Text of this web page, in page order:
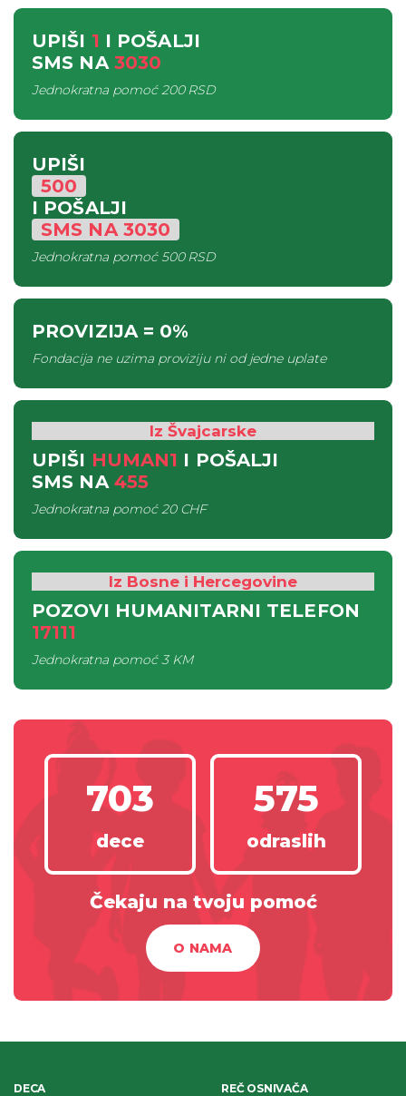
UPIŠI 1 I POŠALJI
SMS NA 3030
Jednokratna pomoć200 RSD
UPIŠI
500
I POŠALJI
SMS NA3030
Jednokratna pomoć500 RSD
PROVIZIJA= 0%
Fondacija ne uzima proviziju ni od jedne uplate
Iz Švajcarske
UPIŠI HUMAN1 I POŠALJI
SMS NA 455
Jednokratna pomoć20 CHF
Iz Bosne i Hercegovine
POZOVI HUMANITARNI TELEFON
17111
Jednokratna pomoć3 KM
703
dece
575
odraslih
Čekaju na tvoju pomoć
O NAMA
DECA REČ OSNIVAČA